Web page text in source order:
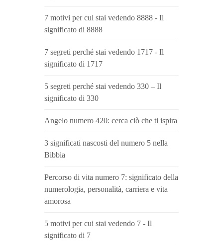
7 motivi per cui stai vedendo 8888 - Il
significato di 8888
7 segreti perché stai vedendo 1717 - Il
significato di 1717
5 segreti perché stai vedendo 330 – Il
significato di 330
Angelo numero 420: cerca ciò che ti ispira
3 significati nascosti del numero 5 nella
Bibbia
Percorso di vita numero 7: significato della
numerologia, personalità, carriera e vita
amorosa
5 motivi per cui stai vedendo 7 - Il
significato di 7